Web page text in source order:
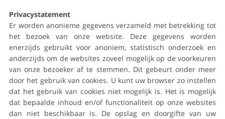
Privacystatement
Er worden anonieme gegevens verzameld met betrekking tot
het bezoek van onze website. Deze gegevens worden
enerzijds gebruikt voor anoniem, statistisch onderzoek en
anderzijds om de websites zoveel mogelijk op de voorkeuren
van onze bezoeker af te stemmen. Dit gebeurt onder meer
door het gebruik van cookies. U kunt uw browser zo instellen
dat het gebruik van cookies niet mogelijk is. Het is mogelijk
dat bepaalde inhoud en/of functionaliteit op onze websites
dan niet beschikbaar is. De opslag en doorgifte van uw